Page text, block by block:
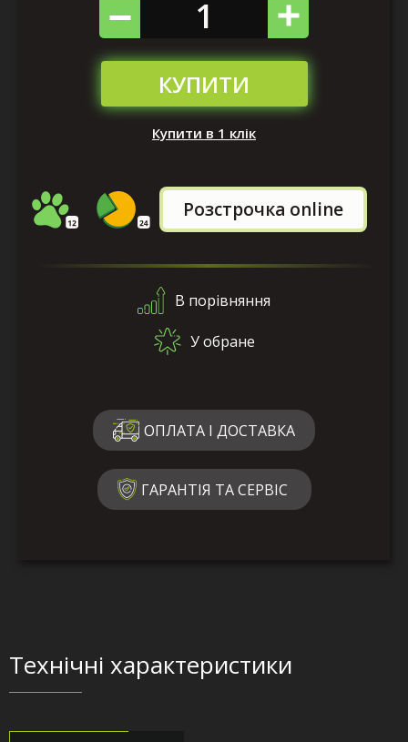
КУПИТИ
Купити в 1 клік
Розстрочка online
В порівняння
У обране
ОПЛАТА І ДОСТАВКА
ГАРАНТІЯ ТА СЕРВІС
Технічні характеристики